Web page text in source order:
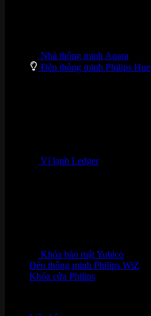
Nhà thông minh Aqara
Đèn thông minh Philips Hue
Ví lạnh Ledger
Khóa bảo mật Yubico
Đèn thông minh Philips WiZ
Khóa cửa Philips